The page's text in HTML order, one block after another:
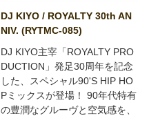
DJ KIYO / ROYALTY 30th AN
NIV. (RYTMC-085)
DJ KIYO主宰「ROYALTY PRO
DUCTION」発足30周年を記念
した、スペシャル90'S HIP HO
Pミックスが登場！ 90年代特有
の豊潤なグルーヴと空気感を、